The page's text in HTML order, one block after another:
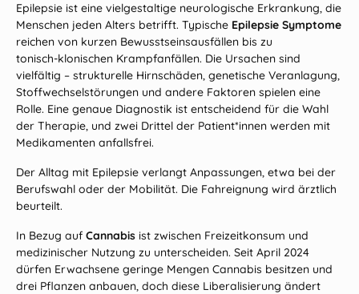
Epilepsie ist eine vielgestaltige neurologische Erkrankung, die
Menschen jeden Alters betrifft. Typische Epilepsie Symptome
reichen von kurzen Bewusstseinsausfällen bis zu
tonisch‑klonischen Krampfanfällen. Die Ursachen sind
vielfältig – strukturelle Hirnschäden, genetische Veranlagung,
Stoffwechselstörungen und andere Faktoren spielen eine
Rolle. Eine genaue Diagnostik ist entscheidend für die Wahl
der Therapie, und zwei Drittel der Patient*innen werden mit
Medikamenten anfallsfrei.
Der Alltag mit Epilepsie verlangt Anpassungen, etwa bei der
Berufswahl oder der Mobilität. Die Fahreignung wird ärztlich
beurteilt.
In Bezug auf Cannabis ist zwischen Freizeitkonsum und
medizinischer Nutzung zu unterscheiden. Seit April 2024
dürfen Erwachsene geringe Mengen Cannabis besitzen und
drei Pflanzen anbauen, doch diese Liberalisierung ändert